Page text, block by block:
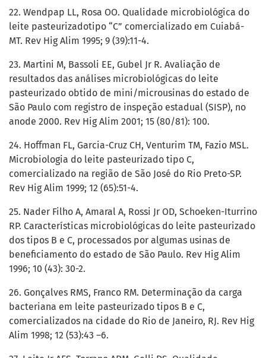
22. Wendpap LL, Rosa OO. Qualidade microbiológica do
leite pasteurizadotipo “C” comercializado em Cuiabá-
MT. Rev Hig Alim 1995; 9 (39):11-4.
23. Martini M, Bassoli EE, Gubel Jr R. Avaliação de
resultados das análises microbiológicas do leite
pasteurizado obtido de mini/microusinas do estado de
São Paulo com registro de inspeção estadual (SISP), no
anode 2000. Rev Hig Alim 2001; 15 (80/81): 100.
24. Hoffman FL, Garcia-Cruz CH, Venturim TM, Fazio MSL.
Microbiologia do leite pasteurizado tipo C,
comercializado na região de São José do Rio Preto-SP.
Rev Hig Alim 1999; 12 (65):51-4.
25. Nader Filho A, Amaral A, Rossi Jr OD, Schoeken-Iturrino
RP. Características microbiológicas do leite pasteurizado
dos tipos B e C, processados por algumas usinas de
beneficiamento do estado de São Paulo. Rev Hig Alim
1996; 10 (43): 30-2.
26. Gonçalves RMS, Franco RM. Determinação da carga
bacteriana em leite pasteurizado tipos B e C,
comercializados na cidade do Rio de Janeiro, RJ. Rev Hig
Alim 1998; 12 (53):43 –6.